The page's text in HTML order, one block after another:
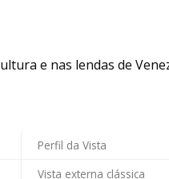
e nas lendas de
Perfil da Vista
Vista externa clássica